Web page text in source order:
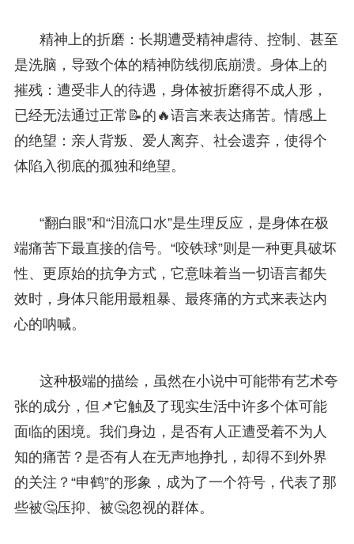
精神上的折磨：长期遭受精神虐待、控制、甚至
是洗脑，导致个体的精神防线彻底崩溃。身体上的
摧残：遭受非人的待遇，身体被折磨得不成人形，
已经无法通过正常📝的🔥语言来表达痛苦。情感上
的绝望：亲人背叛、爱人离弃、社会遗弃，使得个
体陷入彻底的孤独和绝望。
“翻白眼”和“泪流口水”是生理反应，是身体在极
端痛苦下最直接的信号。“咬铁球”则是一种更具破坏
性、更原始的抗争方式，它意味着当一切语言都失
效时，身体只能用最粗暴、最疼痛的方式来表达内
心的呐喊。
这种极端的描绘，虽然在小说中可能带有艺术夸
张的成分，但📌它触及了现实生活中许多个体可能
面临的困境。我们身边，是否有人正遭受着不为人
知的痛苦？是否有人在无声地挣扎，却得不到外界
的关注？“申鹤”的形象，成为了一个符号，代表了那
些被🤔压抑、被🤔忽视的群体。